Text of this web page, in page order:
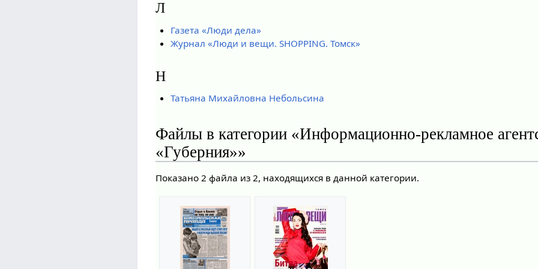
Л
Газета «Люди дела»
Журнал «Люди и вещи. SHOPPING. Томск»
Н
Татьяна Михайловна Небольсина
Файлы в категории «Информационно-рекламное
«Губерния»»
Показано 2 файла из 2, находящихся в данной категории.